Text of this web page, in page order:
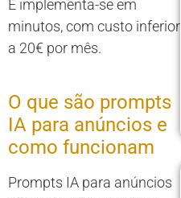
E implementa-se em
minutos, com custo inferior
a 20€ por mês.
O que são prompts
IA para anúncios e
como funcionam
Prompts IA para anúncios